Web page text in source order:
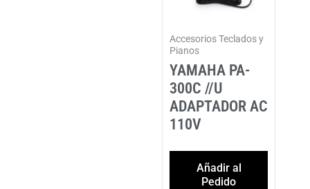
Accesorios Teclados y
Pianos
YAMAHA PA-
300C //U
ADAPTADOR AC
110V
Añadir al
Pedido